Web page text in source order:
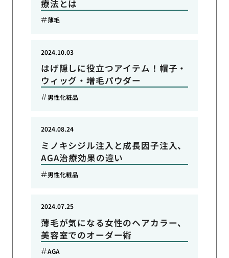
療法とは
薄毛
はげ隠しに役立つアイテム！帽子・
ウィッグ・増毛パウダー
2024.10.03
男性化粧品
ミノキシジル注入と成長因子注入、
AGA治療効果の違い
2024.08.24
男性化粧品
薄毛が気になる女性のヘアカラー、
美容室でのオーダー術
2024.07.25
AGA